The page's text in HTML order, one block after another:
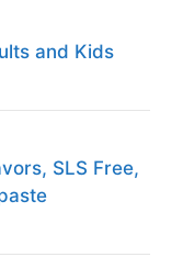
and Kids
SLS Free,